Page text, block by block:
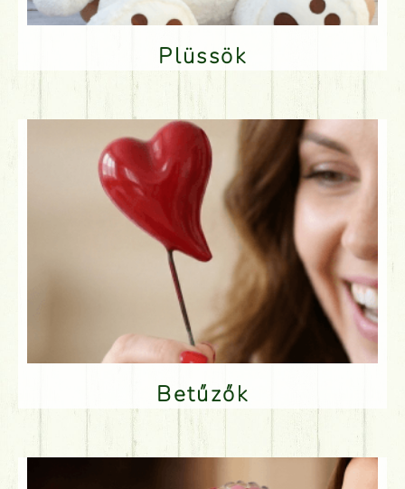
Plüssök
Betűzők